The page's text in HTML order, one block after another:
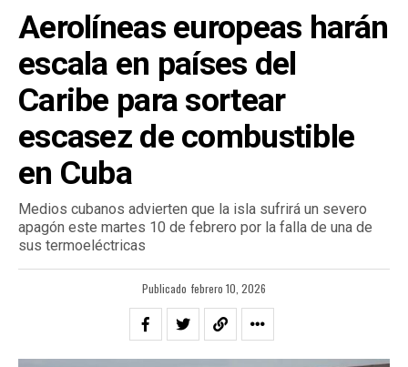
Aerolíneas europeas harán
escala en países del
Caribe para sortear
escasez de combustible
en Cuba
Medios cubanos advierten que la isla sufrirá un severo
apagón este martes 10 de febrero por la falla de una de
sus termoeléctricas
Publicado febrero 10, 2026